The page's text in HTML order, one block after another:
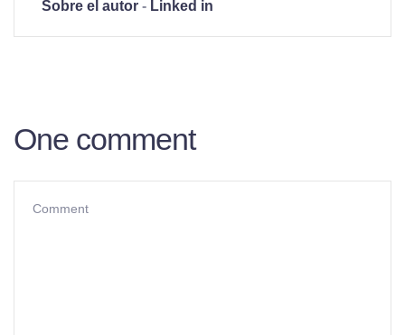
Sobre el autor - Linked in
One comment